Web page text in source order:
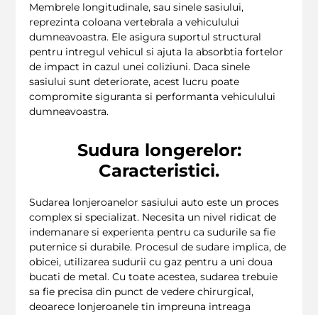
Membrele longitudinale, sau sinele sasiului,
reprezinta coloana vertebrala a vehiculului
dumneavoastra. Ele asigura suportul structural
pentru intregul vehicul si ajuta la absorbtia fortelor
de impact in cazul unei coliziuni. Daca sinele
sasiului sunt deteriorate, acest lucru poate
compromite siguranta si performanta vehiculului
dumneavoastra.
Sudura longerelor:
Caracteristici.
Sudarea lonjeroanelor sasiului auto este un proces
complex si specializat. Necesita un nivel ridicat de
indemanare si experienta pentru ca sudurile sa fie
puternice si durabile. Procesul de sudare implica, de
obicei, utilizarea sudurii cu gaz pentru a uni doua
bucati de metal. Cu toate acestea, sudarea trebuie
sa fie precisa din punct de vedere chirurgical,
deoarece lonjeroanele tin impreuna intreaga